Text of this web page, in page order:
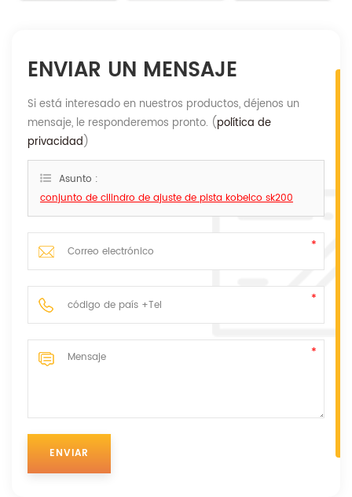
ENVIAR UN MENSAJE
Si está interesado en nuestros productos, déjenos un
mensaje, le responderemos pronto. (política de
privacidad)
Asunto :
conjunto de cilindro de ajuste de pista kobelco sk200